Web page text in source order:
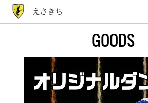
えさきち
GOODS